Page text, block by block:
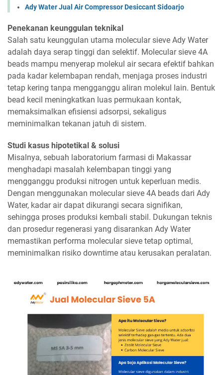
Ady Water Jual Air Compressor Desiccant Sidoarjo
Penekanan keunggulan teknikal
Salah satu keunggulan utama molecular sieve Ady Water
adalah daya serap tinggi dan selektif. Molecular sieve 4A
beads mampu menyerap molekul air secara efektif bahkan
pada kadar kelembapan rendah, menjaga proses industri
tetap kering tanpa mengganggu aliran molekul lain. Bentuk
bead kecil meningkatkan luas permukaan kontak,
memaksimalkan efisiensi adsorpsi, sekaligus
meminimalkan tekanan jatuh di sistem.
Studi kasus hipotetikal & solusi
Misalnya, sebuah laboratorium farmasi di Makassar
menghadapi masalah kelembapan tinggi yang
mengganggu produksi nitrogen untuk keperluan medis.
Dengan menggunakan molecular sieve 4A beads dari Ady
Water, kadar air dapat dikurangi secara signifikan,
sehingga proses produksi kembali stabil. Dukungan teknis
dan prosedur regenerasi yang disarankan Ady Water
memastikan performa molecular sieve tetap optimal,
meminimalkan risiko downtime atau kerusakan peralatan.